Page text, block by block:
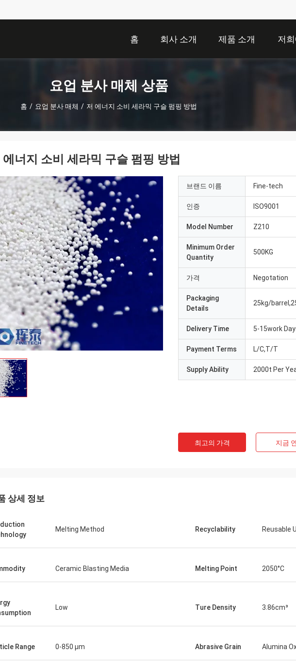
홈 회사 소개 제품 소개 저
요업 분사 매체 상품
홈 / 요업 분사 매체 / 저 에너지 소비 세라믹 구슬 펌핑 방법
에너지 소비 세라믹 구슬 펌핑 방법
브랜드 이름 Fine-tech
인증 ISO9001
Model Number Z210
Minimum Order
Quantity
500KG
가격 Negotation
Packaging
Details
25kg/
Delivery Time 5-15work
Payment Terms L/C,T/T
Supply Ability 2000t Per
최고의 가격 지금
상세 정보
Melting Method Recyclability Reusable
Ceramic Blasting Media Melting Point 2050°C
Low Ture Density 3.86cm³
Range 0-850 μm Abrasive Grain Alumina